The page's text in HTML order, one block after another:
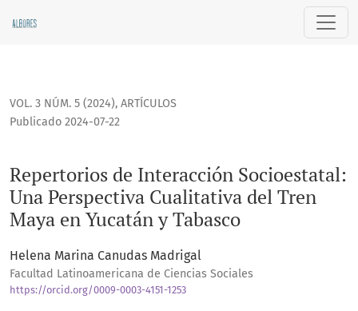
Repertorios de Interacción Socioestatal: Una Perspectiva
VOL. 3 NÚM. 5 (2024), ARTÍCULOS
Repertorios de Interacción Socioestatal:
Una Perspectiva Cualitativa del Tren
Maya en Yucatán y Tabasco
Publicado 2024-07-22
Helena Marina Canudas Madrigal
Facultad Latinoamericana de Ciencias Sociales
https://orcid.org/0009-0003-4151-1253